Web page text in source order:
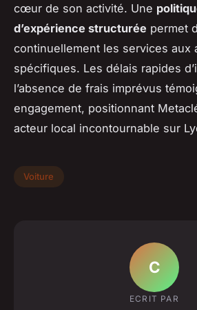
cœur de son activité. Une
d’expérience structurée permet
continuellement les services aux
spécifiques. Les délais rapides
l’absence de frais imprévus
engagement, positionnant
acteur local incontournable sur
Voiture
C
ECRIT PAR